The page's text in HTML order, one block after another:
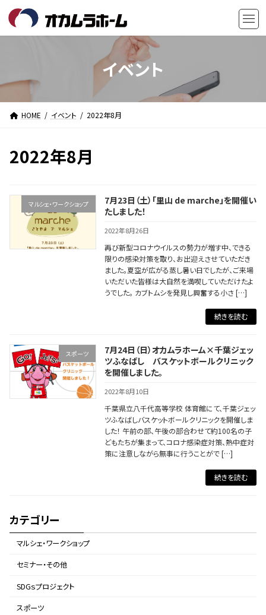
テ
ス
キ
ゲ
ン
に
イベント
HOME イベント 2022年8月
2022年8月
マルシェ・ワークショップ
7月23日（土）「里山 de marche」を開催い
たしました！
2022年8月26日
再び新型コロナウイルスの勢力が増す中、できる
限りの感染対策を取り、お出迎えさせていただき
ました。夏空が広がる蒸し暑い日でしたが、ご来場
いただいた皆様は大自然を満喫していただけたよ
うでした。 カブトムシを発見し興奮する小さ […]
続きを読む
スポーツ
7月24日（日）オカムラホーム×千葉ジェッ
ツふなばし バスケットボールクリニック
を開催しました。
2022年8月10日
千葉県立八千代高等学校 体育館にて、千葉ジェッ
ツふなばしバスケットボールクリニックを開催しま
した！ 午前の部、午後の部合わせて約100名の子
どもたちが集まって、コロナ感染症対策、熱中症対
策に注意しながら無事に行うことがで […]
続きを読む
カテゴリー
マルシェ・ワークショップ
セミナー・その他
SDGｓプロジェクト
スポーツ